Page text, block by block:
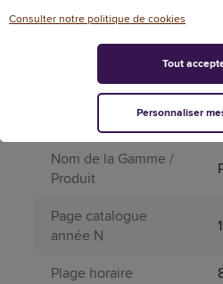
Fréquence horaire
Matière principale
Nom de la Gamme /
Produit
Page catalogue
année N
Plage horaire
Consulter notre politique de cookies
Personnaliser
Tout